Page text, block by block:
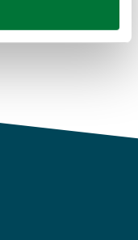
se procesan sus
sitio web con
y análisis